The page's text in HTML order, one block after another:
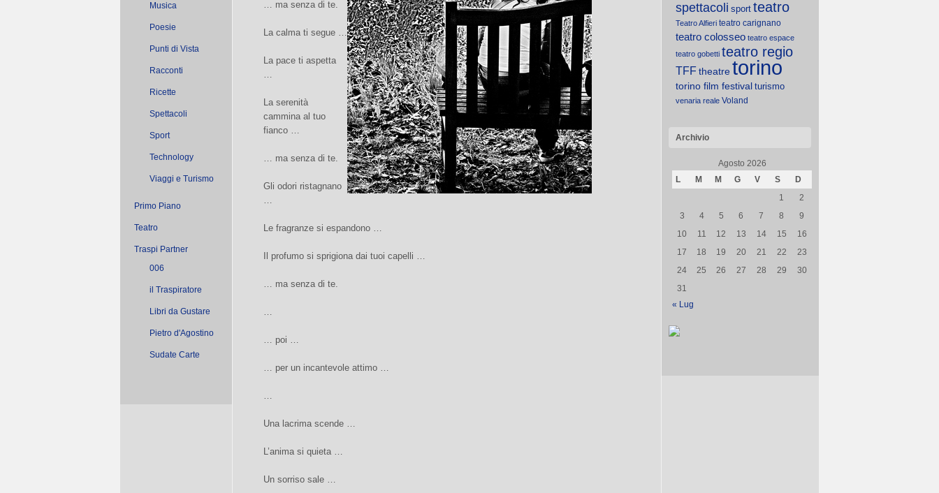
Musica
Poesie
Punti di Vista
Racconti
Ricette
Spettacoli
Sport
Technology
Viaggi e Turismo
Primo Piano
Teatro
Traspi Partner
006
il Traspiratore
Libri da Gustare
Pietro d'Agostino
Sudate Carte
… ma senza di te.
La calma ti segue …
La pace ti aspetta
…
La serenità
cammina al tuo
fianco …
… ma senza di te.
Gli odori ristagnano
…
Le fragranze si espandono …
Il profumo si sprigiona dai tuoi capelli …
… ma senza di te.
…
… poi …
… per un incantevole attimo …
…
Una lacrima scende …
L’anima si quieta …
Un sorriso sale …
spettacoli sport teatro
Teatro Alfieri teatro carignano
teatro colosseo teatro espace
teatro gobetti teatro regio
TFFtheatretorino
torino film festival turismo
venaria reale Voland
Archivio
Agosto 2026
L
M M G V S
D
1
2
3
4 5 6 7 8
9
10
11 12 13 14 15
16
17
18 19 20 21 22
23
24
25 26 27 28 29
30
31
« Lug